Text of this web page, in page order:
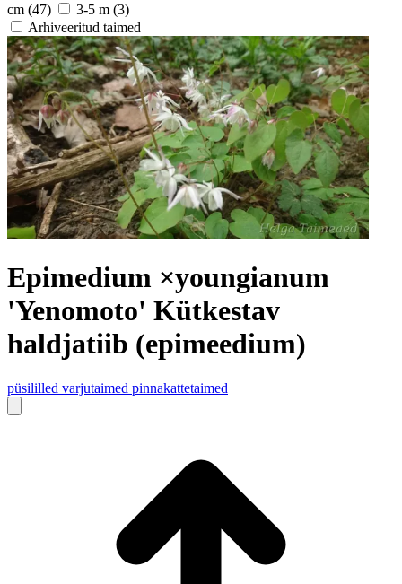
cm (47) 3-5 m (3)
Arhiveeritud taimed
Epimedium ×youngianum
'Yenomoto' Kütkestav
haldjatiib (epimeedium)
püsililled varjutaimed pinnakattetaimed